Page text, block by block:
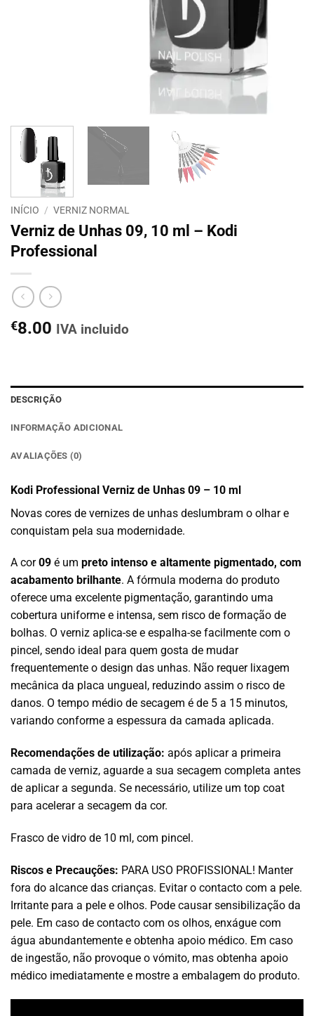
INÍCIO / VERNIZ NORMAL
Verniz de Unhas 09, 10 ml – Kodi
Professional
€8.00 IVA incluido
DESCRIÇÃO
INFORMAÇÃO ADICIONAL
AVALIAÇÕES (0)
Kodi Professional Verniz de Unhas 09 – 10 ml
Novas cores de vernizes de unhas deslumbram o olhar e
conquistam pela sua modernidade.
A cor09 é um preto intenso e altamente pigmentado, com
acabamento brilhante. A fórmula moderna do produto
oferece uma excelente pigmentação, garantindo uma
cobertura uniforme e intensa, sem risco de formação de
bolhas. O verniz aplica-se e espalha-se facilmente com o
pincel, sendo ideal para quem gosta de mudar
frequentemente o design das unhas. Não requer lixagem
mecânica da placa ungueal, reduzindo assim o risco de
danos. O tempo médio de secagem é de 5 a 15 minutos,
variando conforme a espessura da camada aplicada.
Recomendações de utilização: após aplicar a primeira
camada de verniz, aguarde a sua secagem completa antes
de aplicar a segunda. Se necessário, utilize um top coat
para acelerar a secagem da cor.
Frasco de vidro de 10 ml, com pincel.
Riscos e Precauções: PARA USO PROFISSIONAL! Manter
fora do alcance das crianças. Evitar o contacto com a pele.
Irritante para a pele e olhos. Pode causar sensibilização da
pele. Em caso de contacto com os olhos, enxágue com
água abundantemente e obtenha apoio médico. Em caso
de ingestão, não provoque o vómito, mas obtenha apoio
médico imediatamente e mostre a embalagem do produto.